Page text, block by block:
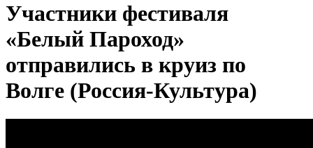
Участники фестиваля
«Белый Пароход»
отправились в круиз по
Волге (Россия-Культура)